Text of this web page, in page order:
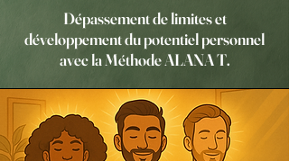
Dépassement de limites et
développement du potentiel personnel
avec la Méthode ALANA T.